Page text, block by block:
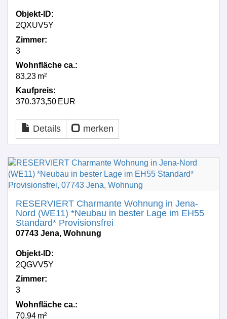
Objekt-ID:
2QXUV5Y
Zimmer:
3
Wohnfläche ca.:
83,23 m²
Kaufpreis:
370.373,50 EUR
Details merken
RESERVIERT Charmante Wohnung in Jena-
Nord (WE11) *Neubau in bester Lage im EH55
Standard* Provisionsfrei
07743 Jena, Wohnung
Objekt-ID:
2QGVV5Y
Zimmer:
3
Wohnfläche ca.:
70,94 m²